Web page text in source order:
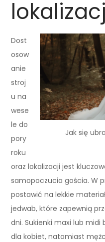
Jak się
Dost
osow
anie
stroj
u na
wese
le do
pory
roku
oraz lokalizacji jest
samopoczucia gościa. W
postawić na lekkie
jedwab, które zapewnią
dni. Sukienki maxi lub
dla kobiet, natomiast